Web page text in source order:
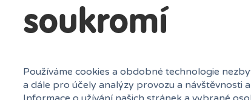
1 x
V seriálu Hot Wheels: Závod!
na streamovací platformě Netflix...
Shaker v
soukromí
Používáme cookies a obdobné technologie
a dále pro účely analýzy provozu a návštěvnosti